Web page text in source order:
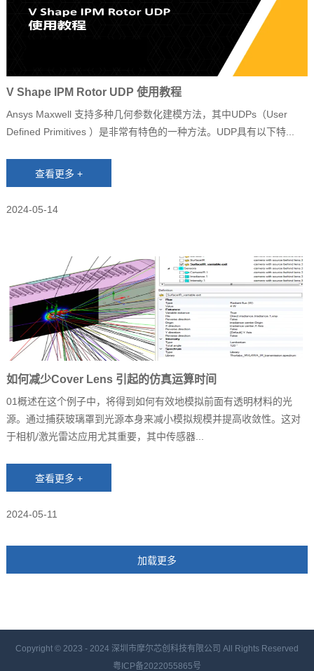
V Shape IPM Rotor UDP 使用教程
Ansys Maxwell 支持多种几何参数化建模方法，其中UDPs（User
Defined Primitives ）是非常有特色的一种方法。UDP具有以下特...
2024-05-14
如何减少Cover Lens 引起的仿真运算时间
01概述在这个例子中，将得到如何有效地模拟前面有透明材料的光
源。通过捕获玻璃罩到光源本身来减小模拟规模并提高收敛性。这对
于相机/激光雷达应用尤其重要，其中传感器...
2024-05-11
Copyright © 2023 - 2024 深圳市摩尔芯创科技有限公司 All Rights Reserved
粤ICP备2022055865号